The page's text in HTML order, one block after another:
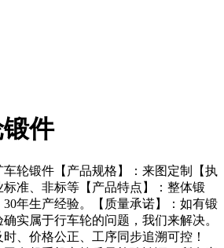
件
车轮锻件【产品规格】：来图定制【执
准、非标等【产品特点】：整体锻
年生产经验。【质量承诺】：如有锻
实属于行车轮的问题，我们来解决。
时、价格公正、工序同步追溯可控！